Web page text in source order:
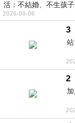
活：不結婚、不生孩
湖⋯⋯，
2026-08-06
3
站
2